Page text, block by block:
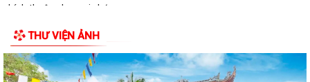
chính thuộc phạm vi chức...
THƯ VIỆN ẢNH